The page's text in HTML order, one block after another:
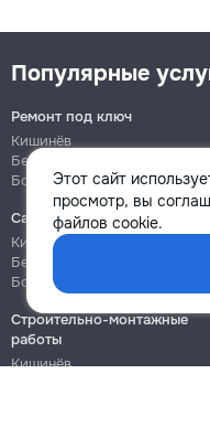
Этот сайт
просмотр, вы
файлов cookie.
Популярные
Ремонт под ключ
Кишинёв
Бельцы
Ботаника
Сантехнические работы
Кишинёв
Бельцы
Ботаника
Строительно-монтажные
работы
Кишинёв